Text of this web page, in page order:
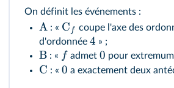
On définit les événements :
A : « C f coupe l'axe des
d'ordonnée 4 » ;
B : « f admet0 pour extremum
C : « 0 a exactement deux